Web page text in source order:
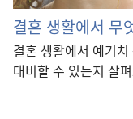
결혼 생활에서 무
결혼 생활에서 예기
대비할 수 있는지 살